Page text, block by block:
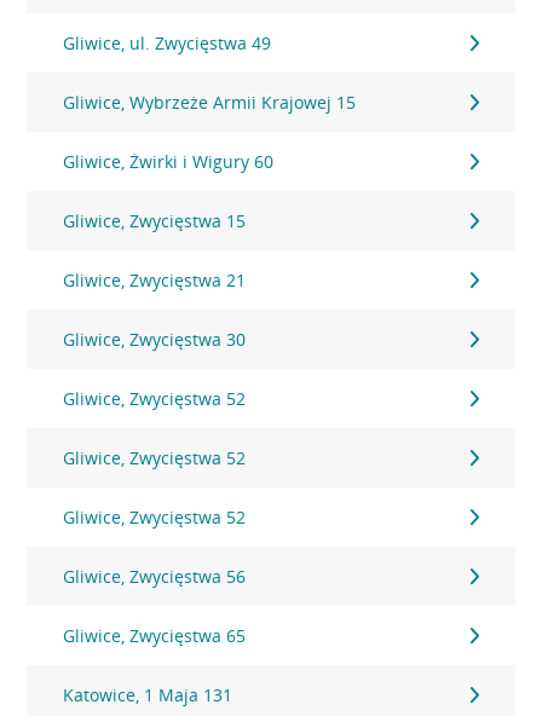
Gliwice, ul. Zwycięstwa 49
Gliwice, Wybrzeże Armii Krajowej 15
Gliwice, Żwirki i Wigury 60
Gliwice, Zwycięstwa 15
Gliwice, Zwycięstwa 21
Gliwice, Zwycięstwa 30
Gliwice, Zwycięstwa 52
Gliwice, Zwycięstwa 52
Gliwice, Zwycięstwa 52
Gliwice, Zwycięstwa 56
Gliwice, Zwycięstwa 65
Katowice, 1 Maja 131